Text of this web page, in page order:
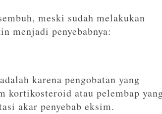
meski sudah melakukan
menjadi penyebabnya:
karena pengobatan yang
kortikosteroid atau pelembap
akar penyebab eksim.